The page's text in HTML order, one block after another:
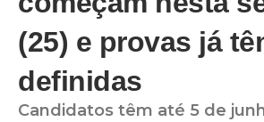
(25) e provas já
definidas
Candidatos têm até 5 de